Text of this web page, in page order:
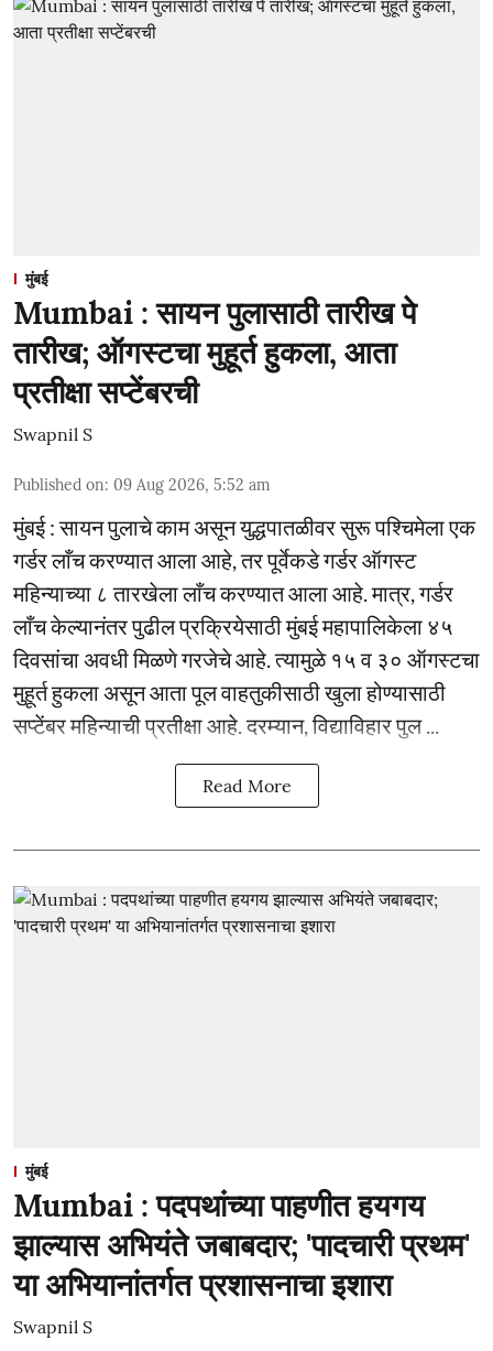
मुंबई
Mumbai : सायन पुलासाठी तारीख पे
तारीख; ऑगस्टचा मुहूर्त हुकला, आता
प्रतीक्षा सप्टेंबरची
Swapnil S
Published on: 09 Aug 2026, 5:52 am
मुंबई : सायन पुलाचे काम असून युद्धपातळीवर सुरू पश्चिमेला एक
गर्डर लाँच करण्यात आला आहे, तर पूर्वेकडे गर्डर ऑगस्ट
महिन्याच्या ८ तारखेला लाँच करण्यात आला आहे. मात्र, गर्डर
लाँच केल्यानंतर पुढील प्रक्रियेसाठी मुंबई महापालिकेला ४५
दिवसांचा अवधी मिळणे गरजेचे आहे. त्यामुळे १५ व ३० ऑगस्टचा
मुहूर्त हुकला असून आता पूल वाहतुकीसाठी खुला होण्यासाठी
सप्टेंबर महिन्याची प्रतीक्षा आहे. दरम्यान, विद्याविहार पुल ...
Read More
मुंबई
Mumbai : पदपथांच्या पाहणीत हयगय
झाल्यास अभियंते जबाबदार; 'पादचारी प्रथम'
या अभियानांतर्गत प्रशासनाचा इशारा
Swapnil S